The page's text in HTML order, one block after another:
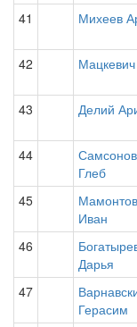
41 Михеев
42
43 Делий
44
Самсонов
Глеб
45
Мамонтов
Иван
46
Дарья
47
Герасим